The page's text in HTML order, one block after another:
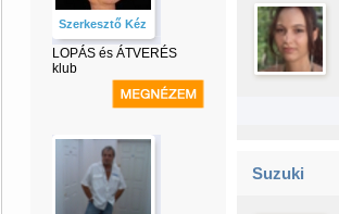
Szerkesztő Kéz
LOPÁS és ÁTVERÉS
klub
Suzuki